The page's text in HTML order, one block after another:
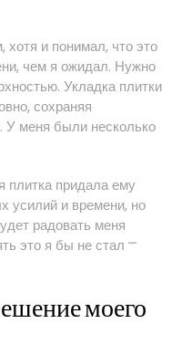
и понимал, что это
чем я ожидал. Нужно
Укладка плитки
сохраняя
У меня были несколько
плитка придала ему
усилий и времени, но
радовать меня
это я бы не стал ⎻
моего